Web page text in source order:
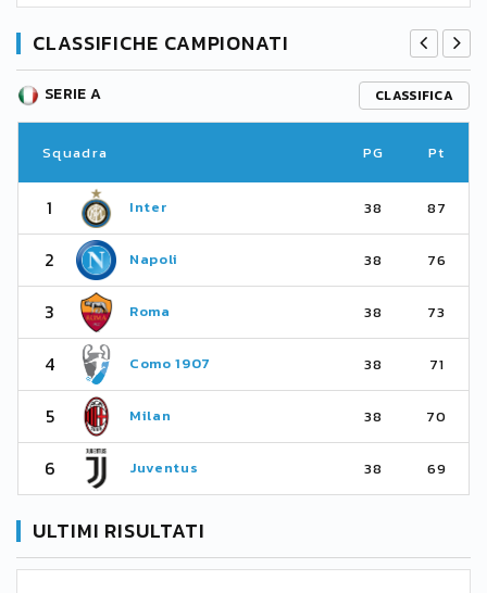
CLASSIFICHE CAMPIONATI
SERIE A CLASSIFICA
Squadra PG Pt
1 Inter 38 87
2 Napoli 38 76
3 Roma 38 73
4 Como 1907 38 71
5 Milan 38 70
6 Juventus 38 69
ULTIMI RISULTATI